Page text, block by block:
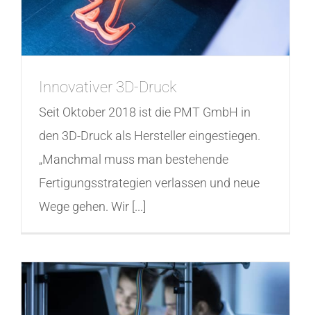
Innovativer 3D-Druck
Seit Oktober 2018 ist die PMT GmbH in
den 3D-Druck als Hersteller eingestiegen.
„Manchmal muss man bestehende
Fertigungsstrategien verlassen und neue
Wege gehen. Wir [...]